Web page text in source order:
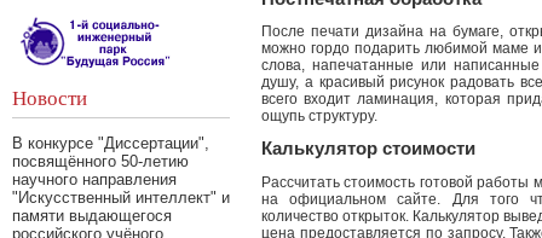
Новости
В конкурсе "Диссертации",
посвящённого 50-летию
научного направления
"Искусственный интеллект" и
памяти выдающегося
российского учёного
После печати дизайна на бумаге,
можно гордо подарить любимой маме
слова, напечатанные или написанные
душу, а красивый рисунок радовать
всего входит ламинация, которая
ощупь структуру.
Калькулятор стоимости
Рассчитать стоимость готовой
на официальном сайте. Для того
количество открыток. Калькулятор
цена предоставляется по запросу.